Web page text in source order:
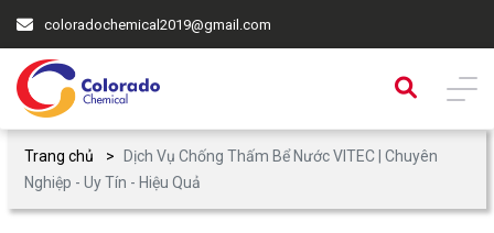
coloradochemical2019@gmail.com
Trang chủ
Dịch Vụ Chống Thấm Bể Nước VITEC | Chuyên
Nghiệp - Uy Tín - Hiệu Quả